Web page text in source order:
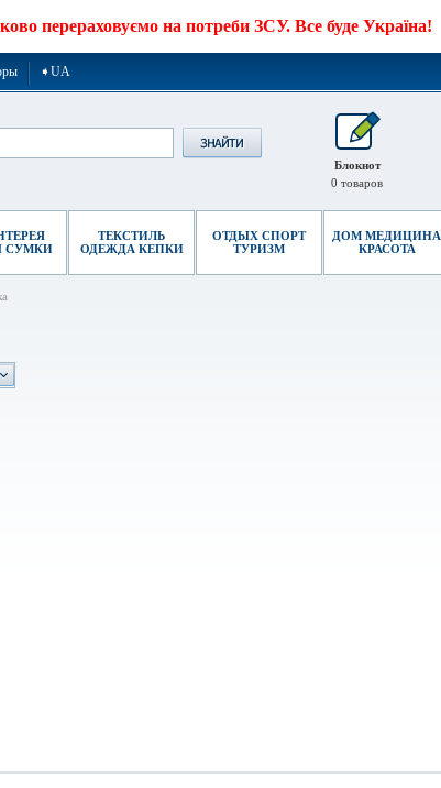
перераховуємо на потреби ЗСУ. Все буде Україна!
➧UA
Блокнот
0 товаров
СУМКИ
ТЕКСТИЛЬ
ОДЕЖДА КЕПКИ
ОТДЫХ СПОРТ
ТУРИЗМ
ДОМ МЕДИЦИНА
КРАСОТА